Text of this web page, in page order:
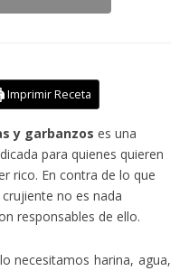
Imprimir Receta
y garbanzos es una
para quienes quieren
rico. En contra de lo que
no es nada
responsables de ello.
necesitamos harina, agua,